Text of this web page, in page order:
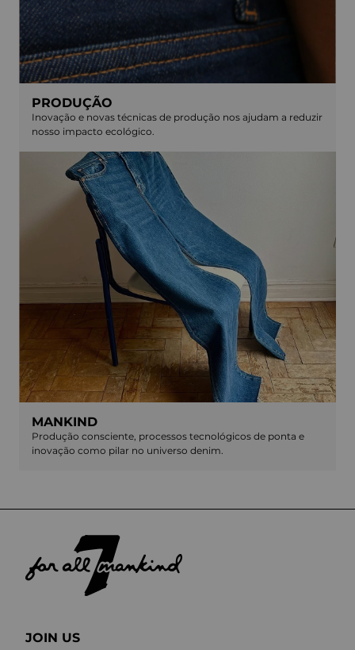
PRODUÇÃO
Inovação e novas técnicas de produção nos ajudam a reduzir
nosso impacto ecológico.
MANKIND
Produção consciente, processos tecnológicos de ponta e
inovação como pilar no universo denim.
JOIN US